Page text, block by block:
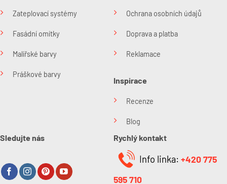
Zateplovací systémy
Fasádní omítky
Malířské barvy
Práškové barvy
Ochrana osobních údajů
Doprava a platba
Reklamace
Inspirace
Recenze
Blog
Sledujte nás Rychlý kontakt
Info linka: +420 775
595 710